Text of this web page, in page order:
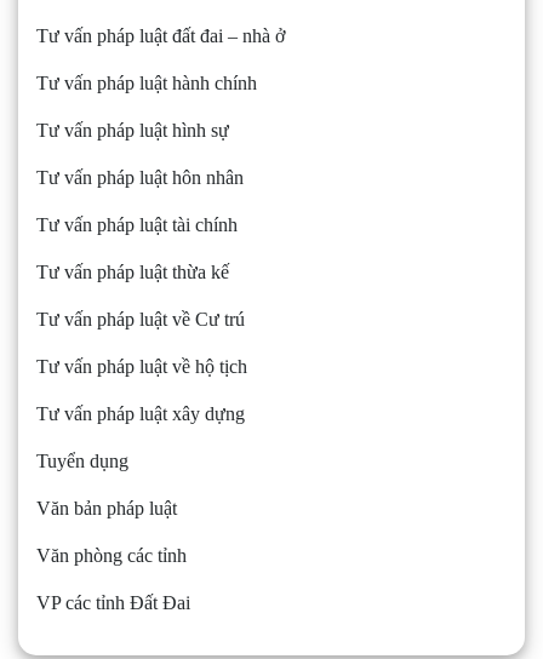
Tư vấn pháp luật đất đai – nhà ở
Tư vấn pháp luật hành chính
Tư vấn pháp luật hình sự
Tư vấn pháp luật hôn nhân
Tư vấn pháp luật tài chính
Tư vấn pháp luật thừa kế
Tư vấn pháp luật về Cư trú
Tư vấn pháp luật về hộ tịch
Tư vấn pháp luật xây dựng
Tuyển dụng
Văn bản pháp luật
Văn phòng các tỉnh
VP các tỉnh Đất Đai